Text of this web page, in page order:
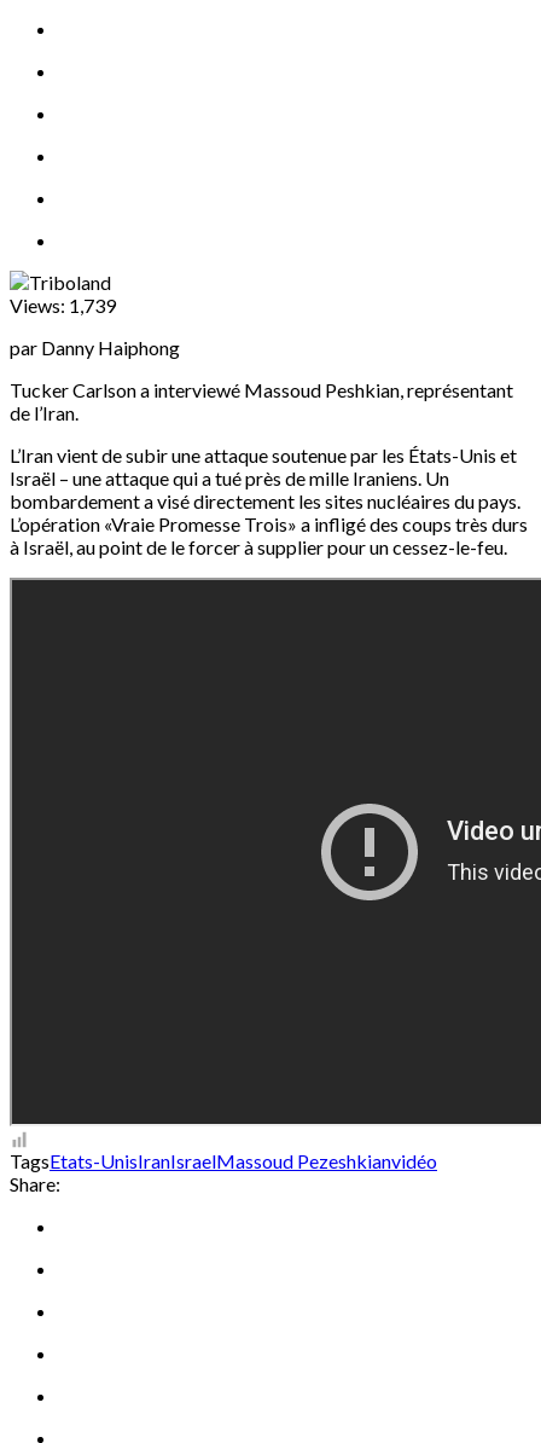
Views: 1,739
par Danny Haiphong
Tucker Carlson a interviewé Massoud Peshkian, représentant
de l’Iran.
L’Iran vient de subir une attaque soutenue par les États-Unis et
Israël – une attaque qui a tué près de mille Iraniens. Un
bombardement a visé directement les sites nucléaires du pays.
L’opération «Vraie Promesse Trois» a infligé des coups très durs
à Israël, au point de le forcer à supplier pour un cessez-le-feu.
TagsEtats-UnisIranIsraelMassoud Pezeshkianvidéo
Share: